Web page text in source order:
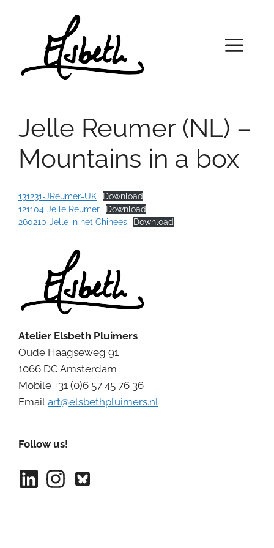
Menu
Jelle Reumer (NL) –
Mountains in a box
131231-JReumer-UK
Download
121104-Jelle Reumer
Download
260210-Jelle in het Chinees
Download
Atelier Elsbeth Pluimers
Oude Haagseweg 91
1066 DC Amsterdam
Mobile +31 (0)6 57 45 76 36
Email art@elsbethpluimers.nl
Follow us!